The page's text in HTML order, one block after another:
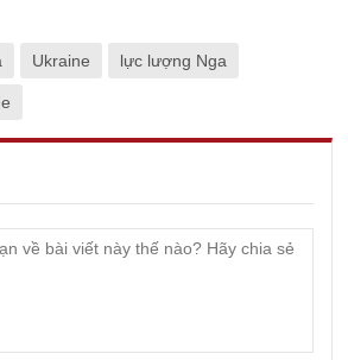
Ukraine lực lượng Nga